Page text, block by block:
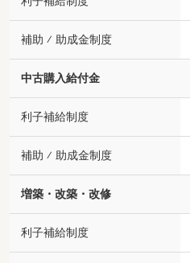
補助 ⁄ 助成金制度
中古購入給付金
利子補給制度
補助 ⁄ 助成金制度
増築・改築・改修
利子補給制度